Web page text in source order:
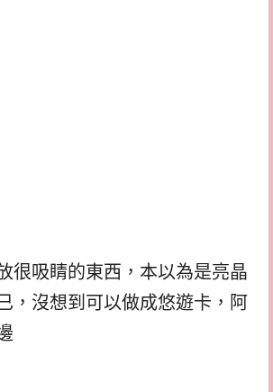
很吸睛的東西，本以為是亮晶
，沒想到可以做成悠遊卡，阿